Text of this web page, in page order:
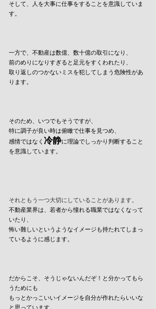
そして、人を大事に仕事をすることを意識していま
す。
一方で、不動産は数億、数十億の取引になり、
前のめりになりすぎると足元をすくわれたり、
取り返しのつかないミスを犯してしまう危険性があ
ります。
そのため、いつでもそうですが、
特に調子が良い時は俯瞰で仕事を見つめ、
感情ではなく 冷静に理論でしっかり判断すること
を意識しています。
それともう一つ大切にしていることがあります。
不動産業界は、若者から憧れる職業ではなくなって
いたり、
怖い難しいというようなイメージも持たれてしまっ
ているように感じます。
だからこそ、そうじゃないんだぞ！と分かってもら
うためにも
もっとかっこいいイメージを自分が作れたらいいな